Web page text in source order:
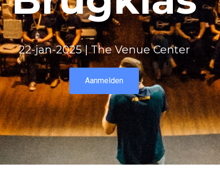
22-jan-2025 | The Venue Center
Aanmelden